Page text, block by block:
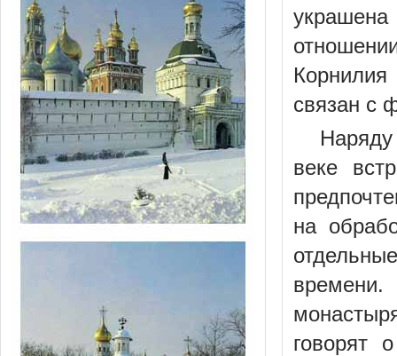
связан с
веке
на
говорят